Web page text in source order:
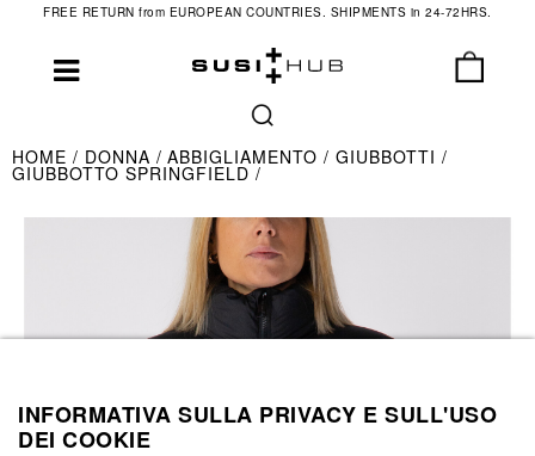
FREE RETURN from EUROPEAN COUNTRIES. SHIPMENTS in 24-72HRS.
HOME DONNA ABBIGLIAMENTO GIUBBOTTI
GIUBBOTTO SPRINGFIELD
INFORMATIVA SULLA PRIVACY E SULL'USO
DEI COOKIE